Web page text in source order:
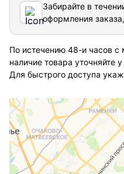
Забирайте в
оформления
По истечению 48-и часов с
наличие товара уточняйте
Для быстрого доступа